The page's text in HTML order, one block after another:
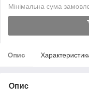
Мінімальна сума
Опис
Опис